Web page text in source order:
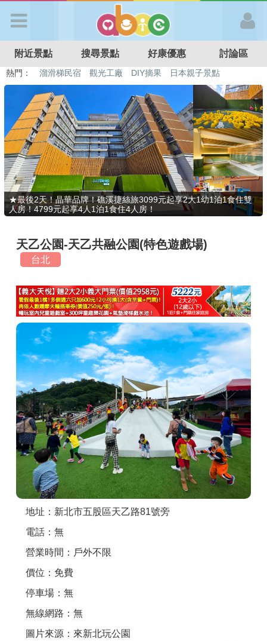
APP登入
首 頁
搜尋景點
好康優惠
最新消息
最新留言
商家合作
推薦景點
討論區
聯絡我們
APP下載
附近景點 搜尋景點 好康優惠 討論區
熱門： 溜滑梯民宿 觀光工廠 DIY摘果
日本親子景點
特色遊戲場
親子住房優惠 台北親子餐廳 溫泉泡湯SPA
★最後2天！晶華品牌！礁溪捷絲旅3099元起享2大1幼1泊1食住雙
人房！4799元起享4人1泊1食住4人房！
天乙公園-天乙共融公園(特色遊戲場)
台北
地址：新北市五股區天乙路81號旁
電話：無
營業時間：戶外不限
價位：免費
停車場：無
無線網路：無
圖片來源：來新北玩公園